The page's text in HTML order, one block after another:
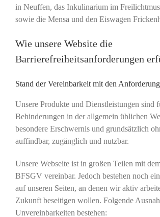
in Neuffen, das Inkulinarium im
sowie die Mensa und den Eiswagen
Wie unsere Website die
Barrierefreiheitsanforderungen
Stand der Vereinbarkeit mit den
Unsere Produkte und Dienstleistungen sind
Behinderungen in der allgemein üblichen
besondere Erschwernis und grundsätzlich
auffindbar, zugänglich und nutzbar.
Unsere Webseite ist in großen Teilen mit
BFSGV vereinbar. Jedoch bestehen noch
auf unseren Seiten, an denen wir aktiv
Zukunft beseitigen wollen. Folgende
Unvereinbarkeiten bestehen: